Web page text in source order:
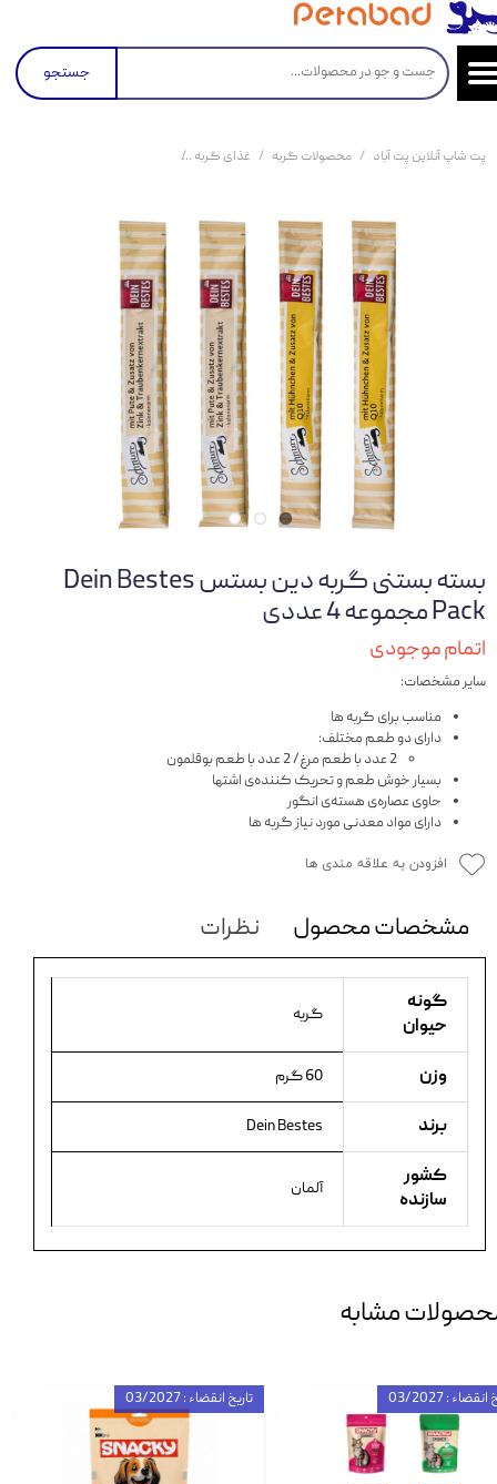
جستجو
پت شاپ آنلاین پت آباد محصولات گربه غذای گربه
بسته بستنی گربه دین بستس Dein Bestes
Pack مجموعه 4 عددی
اتمام موجودی
سایر مشخصات:
مناسب برای گربه ها
دارای دو طعم مختلف:
2 عدد با طعم مرغ/ 2 عدد با طعم بوقلمون
بسیار خوش طعم و تحریک کننده‌ی اشتها
حاوی عصاره‌ی هسته‌ی انگور
دارای مواد معدنی مورد نیاز گربه‌ ها
افزودن به علاقه مندی ها
مشخصات محصول نظرات
گونه
حیوان
گربه
وزن 60 گرم
برند Dein Bestes
کشور
سازنده
آلمان
مشابه
تاریخ انقضاء : 03/2027 : 03/2027